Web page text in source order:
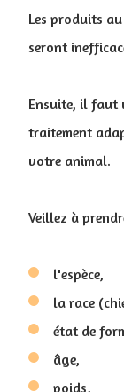
Les produits
seront
Ensuite, il faut
traitement
votre animal.
Veillez à
l'espèce,
la race
état de
âge,
poids,